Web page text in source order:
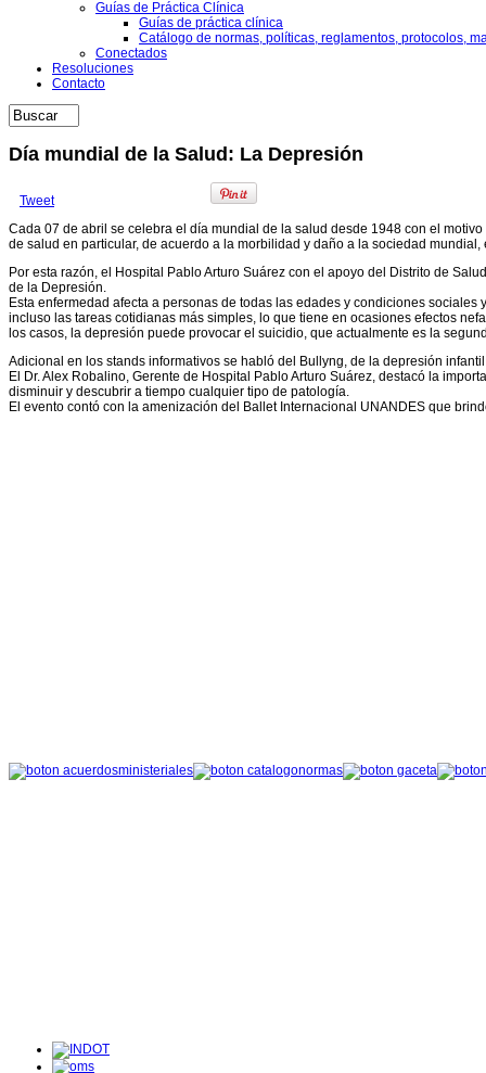
Guías de Práctica Clínica
Guías de práctica clínica
Catálogo de normas, políticas, reglamentos, protocolos,
Conectados
Resoluciones
Contacto
Día mundial de la Salud: La Depresión
Tweet
Cada 07 de abril se celebra el día mundial de la salud desde 1948 con el
de salud en particular, de acuerdo a la morbilidad y daño a la sociedad
Por esta razón, el Hospital Pablo Arturo Suárez con el apoyo del Distrito de
de la Depresión.
Esta enfermedad afecta a personas de todas las edades y condiciones
incluso las tareas cotidianas más simples, lo que tiene en ocasiones efectos
los casos, la depresión puede provocar el suicidio, que actualmente es la
Adicional en los stands informativos se habló del Bullyng, de la depresión
El Dr. Alex Robalino, Gerente de Hospital Pablo Arturo Suárez, destacó la
disminuir y descubrir a tiempo cualquier tipo de patología.
El evento contó con la amenización del Ballet Internacional UNANDES que